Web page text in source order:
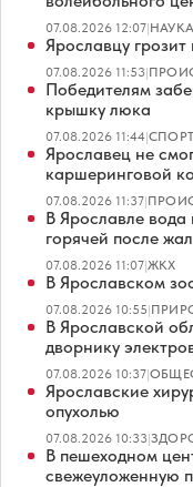
07.08.2026 12:07|НАУКА
Ярославцу
07.08.2026 11:53|
Победителям
крышку люка
07.08.2026 11:44|СПОРТ
Ярославец не
каршеринговой
07.08.2026 11:37|
В Ярославле
горячей после
07.08.2026 11:07|ЖКХ
В Ярославском
07.08.2026 10:55|
В Ярославской
дворнику
07.08.2026 10:37|
Ярославские
опухолью
07.08.2026 10:33|
В пешеходном
свежеуложенную